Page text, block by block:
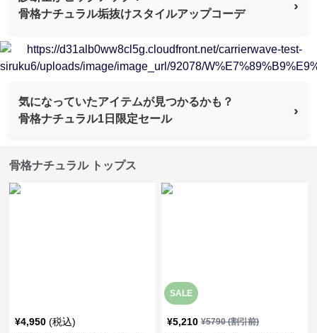
骨格ナチュラル垢抜けスタイルアップコーデ
›
気になっていたアイテムが見つかるかも？
骨格ナチュラル1日限定セール
›
骨格ナチュラル トップス
¥4,950 (税込)
SALE
¥5,210 ¥5790(割引前)